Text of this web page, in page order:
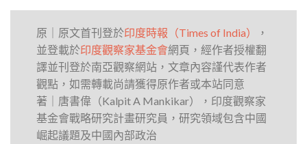
原｜原文首刊登於印度時報（Times of India）
，
並登載於印度觀察家基金會網頁，經作者授權翻
譯並刊登於南亞觀察網站，文章內容謹代表作者
觀點，如需轉載尚請獲得原作者或本站同意
著｜唐書偉（Kalpit A Mankikar），印度觀察家
基金會戰略研究計畫研究員，研究領域包含中國
崛起議題及中國內部政治